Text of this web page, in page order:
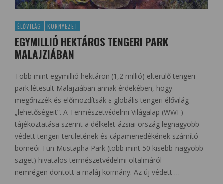
ÉLŐVILÁG KÖRNYEZET
EGYMILLIÓ HEKTÁROS TENGERI PARK
MALAJZIÁBAN
Több mint egymillió hektáron (1,2 millió) elterülő tengeri
park létesült Malajziában annak érdekében, hogy
megőrizzék és előmozdítsák a globális tengeri élővilág
„lehetőségeit”. A Természetvédelmi Világalap (WWF)
tájékoztatása szerint a délkelet-ázsiai ország legnagyobb
védett tengeri területének és cápamenedékének számító
borneói Tun Mustapha Park (több mint 50 kisebb-nagyobb
sziget) hivatalos természetvédelmi oltalmáról
nemrégen döntött a maláj kormány. Az új védett …